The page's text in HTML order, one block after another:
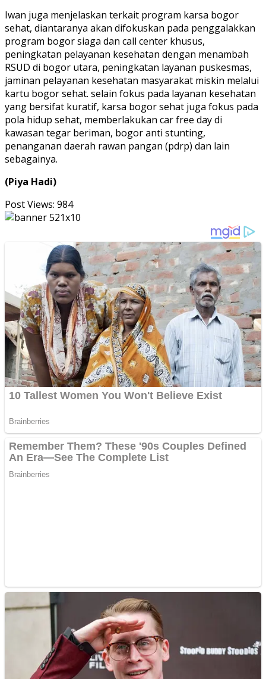
Iwan juga menjelaskan terkait program karsa bogor
sehat, diantaranya akan difokuskan pada penggalakkan
program bogor siaga dan call center khusus,
peningkatan pelayanan kesehatan dengan menambah
RSUD di bogor utara, peningkatan layanan puskesmas,
jaminan pelayanan kesehatan masyarakat miskin melalui
kartu bogor sehat. selain fokus pada layanan kesehatan
yang bersifat kuratif, karsa bogor sehat juga fokus pada
pola hidup sehat, memberlakukan car free day di
kawasan tegar beriman, bogor anti stunting,
penanganan daerah rawan pangan (pdrp) dan lain
sebagainya.
(Piya Hadi)
Post Views: 984